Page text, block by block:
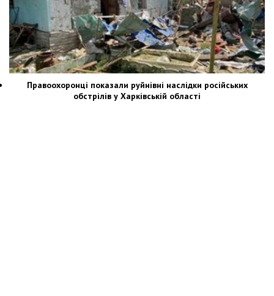
Правоохоронці показали руйнівні наслідки російських
обстрілів у Харківській області